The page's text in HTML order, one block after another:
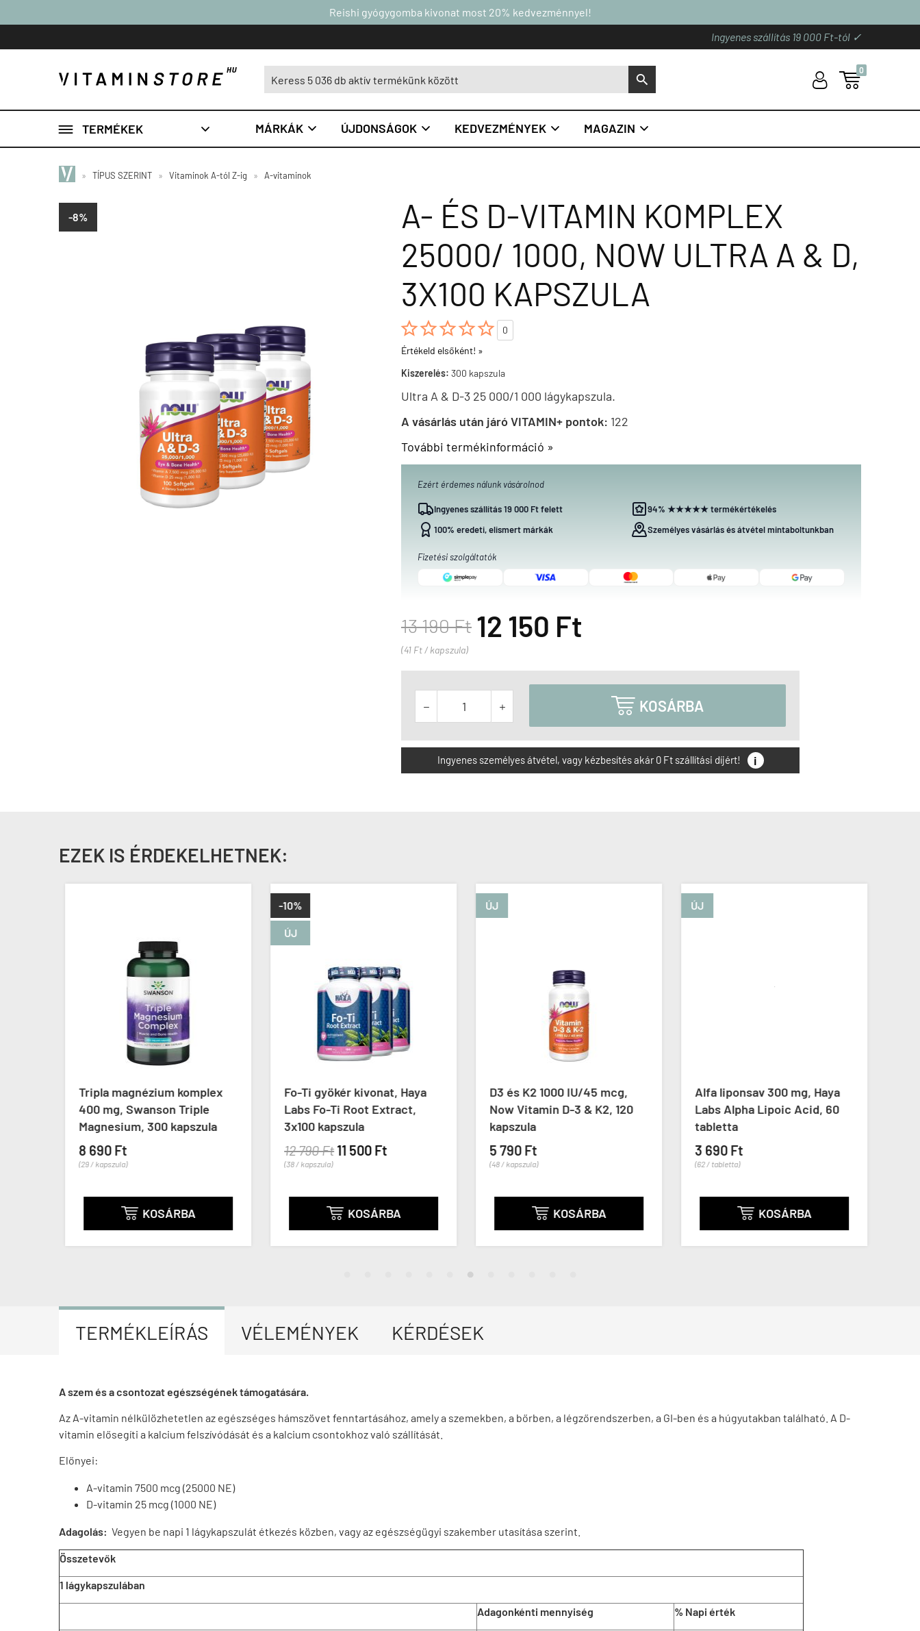
Reishi gyógygomba kivonat most 20% kedvezménnyel!
Ingyenes szállítás 19 000 Ft-tól ✓
S U 
0
 TERMÉKEK  MÁRKÁK  ÚJDONSÁGOK  KEDVEZMÉNYEK  MAGAZIN 
» TÍPUS SZERINT » Vitaminok A-tól Z-ig » A-vitaminok
-8%
A- ÉS D-VITAMIN KOMPLEX
25000/ 1000, NOW ULTRA A & D,
3X100 KAPSZULA

0
Értékeld elsőként! »
Kiszerelés: 300 kapszula
Ultra A & D-3 25 000/1 000 lágykapszula.
A vásárlás után járó VITAMIN+ pontok: 122
További termékinformáció »
Ezért érdemes nálunk vásárolnod
Ingyenes szállítás 19 000 Ft felett
94% ★★★★★ termékértékelés
100% eredeti, elismert márkák
Személyes vásárlás és átvétel mintaboltunkban
Fizetési szolgáltatók
13 190 Ft 12 150 Ft
(41 Ft / kapszula)
   KOSÁRBA
Ingyenes személyes átvétel, vagy kézbesítés akár 0 Ft szállítási díjért! i
EZEK IS ÉRDEKELHETNEK:
Tripla magnézium komplex
400 mg, Swanson Triple
Magnesium, 300 kapszula
8 690 Ft
(29 / kapszula)
 KOSÁRBA
ÚJ
-10%
Fo-Ti gyökér kivonat, Haya
Labs Fo-Ti Root Extract,
3x100 kapszula
12 790 Ft11 500 Ft
(38 / kapszula)
 KOSÁRBA
ÚJ
D3 és K2 1000 IU/45 mcg,
Now Vitamin D-3 & K2, 120
kapszula
5 790 Ft
(48 / kapszula)
 KOSÁRBA
ÚJ
Alfa liponsav 300 mg, Haya
Labs Alpha Lipoic Acid, 60
tabletta
3 690 Ft
(62 / tabletta)
 KOSÁRBA
TERMÉKLEÍRÁS VÉLEMÉNYEK KÉRDÉSEK
A szem és a csontozat egészségének támogatására.
Az A-vitamin nélkülözhetetlen az egészséges hámszövet fenntartásához, amely a szemekben, a bőrben, a légzőrendszerben, a GI-ben és a húgyutakban található. A D-
vitamin elősegíti a kalcium felszívódását és a kalcium csontokhoz való szállítását.
Előnyei:
A-vitamin 7500 mcg (25000 NE)
D-vitamin 25 mcg (1000 NE)
Adagolás: Vegyen be napi 1 lágykapszulát étkezés közben, vagy az egészségügyi szakember utasítása szerint.
Összetevők
1 lágykapszulában
Adagonkénti mennyiség % Napi érték